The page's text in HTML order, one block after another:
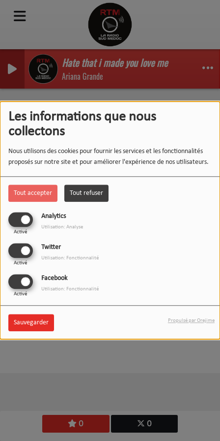
Les informations que nous
collectons
Nous utilisons des cookies pour fournir les services et les fonctionnalités
proposés sur notre site et pour améliorer l'expérience de nos utilisateurs.
Tout accepter Tout refuser
Analytics
Activé
Utilisation: Analyse
Twitter
Activé
Utilisation: Fonctionnalité
Facebook
Activé
Utilisation: Fonctionnalité
Sauvegarder Propulsé par Orejime
Hate that i made you love me
Ariana Grande
MILLE ET UNE VIE -
04/06/2021 - ELOISE VENE
0 0
04 JUIN 2021
Écouter le podcast
Retrouvez Éloïse Vene et son univers dans Mille et une
vies